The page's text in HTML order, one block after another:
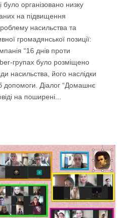
організовано низку
на підвищення
насильства та
громадянської позиції:
“16 днів проти
групах було розміщено
насильства, його наслідки
допомоги. Діалог “Домашнє
на поширені...